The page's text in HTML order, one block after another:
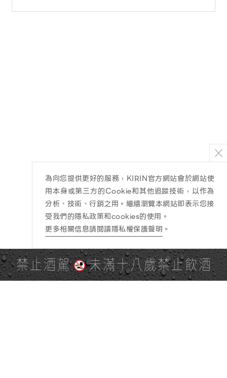
禁止酒駕 未滿十八歲禁止飲酒
為向您提供更好的服務，KIRIN官方網站會於網站使
用本身或第三方的Cookie和其他追蹤技術，以作為
分析、技術、行銷之用。繼續瀏覽本網站即表示您接
受我們的隱私政策和cookies的使用。
更多相關信息請閱讀隱私權保護聲明 。
PAGE TOP